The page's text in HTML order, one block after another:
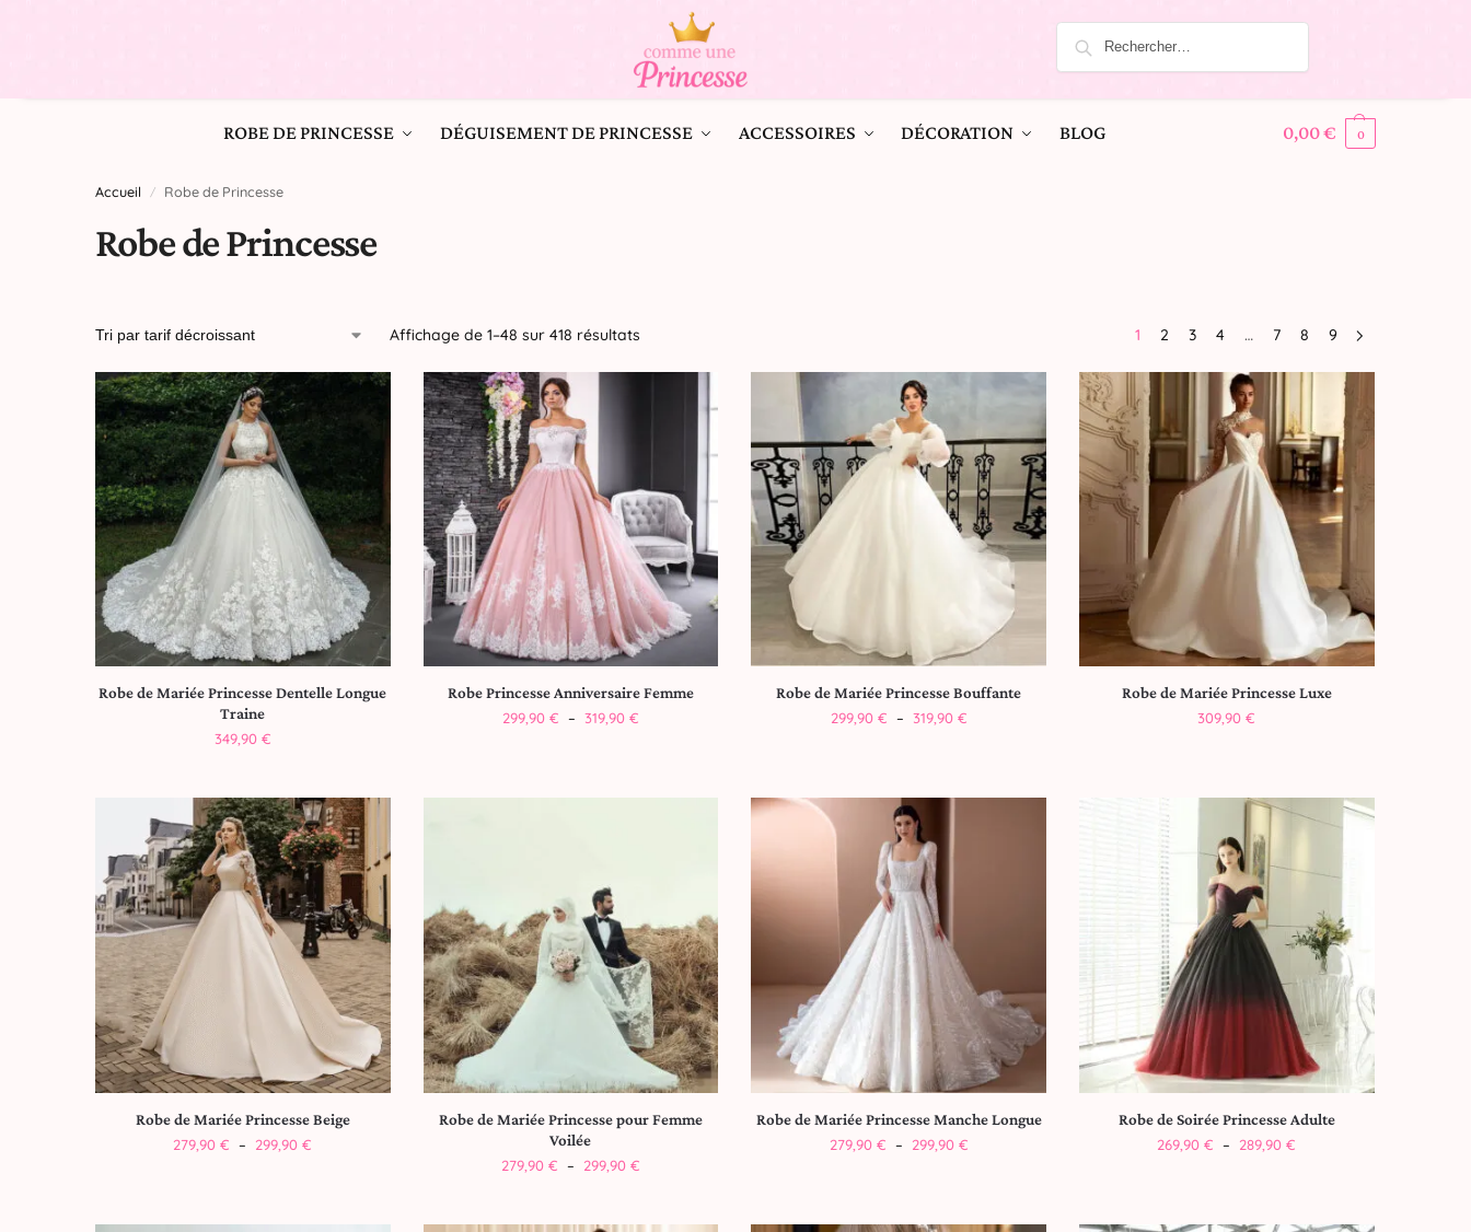
ROBE DE PRINCESSE DÉGUISEMENT DE PRINCESSE ACCESSOIRES DÉCORATION BLOG 0,00€ 0
Accueil / Robe de Princesse
Robe de Princesse
Affichage de 1–48 sur 418 résultats 1 2 3 4 … 7 8 9
Robe de Mariée Princesse Dentelle Longue
Traine
349,90 €
Robe Princesse Anniversaire Femme
299,90 € – 319,90 €
Robe de Mariée Princesse Bouffante
299,90 € – 319,90 €
Robe de Mariée Princesse Luxe
309,90€
Robe de Mariée Princesse Beige
279,90€ – 299,90€
Robe de Mariée Princesse pour Femme
Voilée
279,90 € – 299,90 €
Robe de Mariée Princesse Manche Longue
279,90 € – 299,90 €
Robe de Soirée Princesse Adulte
269,90€ – 289,90€